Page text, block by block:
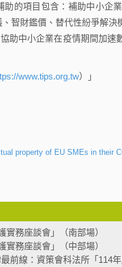
助的項目包含：補助中小企
、智財鑑價、替代性紛爭解決
中小企業在疫情期間加速
www.tips.org.tw）」
property of EU SMEs in their
實務座談會」（南部場）
實務座談會」（中部場）
最前線：資策會科法所「114